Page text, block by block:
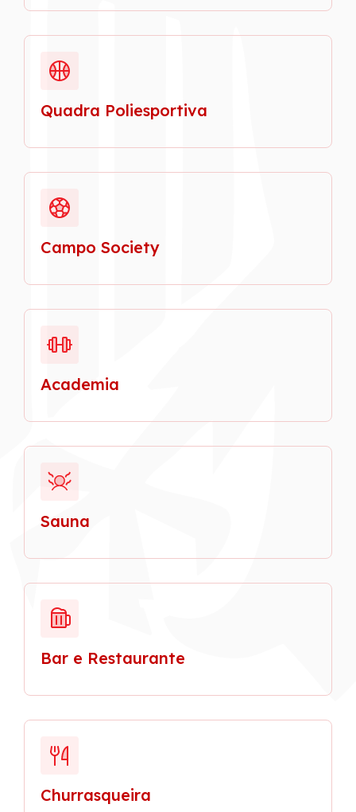
Quadra Poliesportiva
Campo Society
Academia
Sauna
Bar e Restaurante
Churrasqueira